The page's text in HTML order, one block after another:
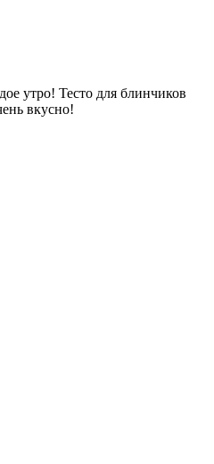
утро! Тесто для блинчиков
вкусно!